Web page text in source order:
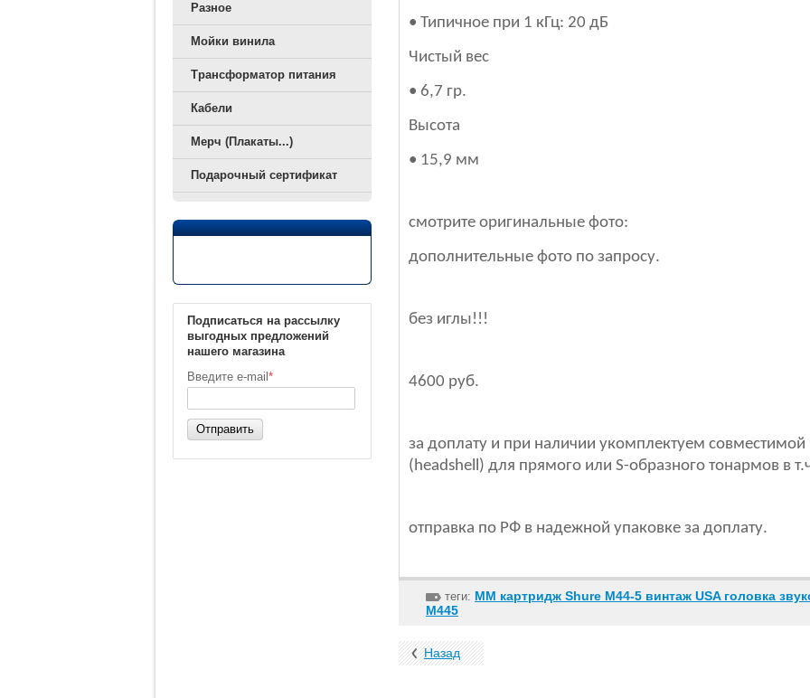
Разное
Мойки винила
Трансформатор питания
Кабели
Мерч (Плакаты...)
Подарочный сертификат
Подписаться на рассылку
выгодных предложений
нашего магазина
Введите e-mail *
Отправить
• Типичное при 1 кГц: 20 дБ
Чистый вес
• 6,7 гр.
Высота
• 15,9 мм
смотрите оригинальные фото:
дополнительные фото по запросу.
без иглы!!!
4600 руб.
за доплату и при наличии укомплектуем
(headshell) для прямого или S-образного тонармов в
отправка по РФ в надежной упаковке за доплату.
теги: ММ картридж Shure M44-5 винтаж USA головка
M445
Назад